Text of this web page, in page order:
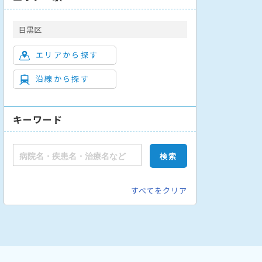
目黒区
エリアから探す
沿線から探す
キーワード
すべてをクリア